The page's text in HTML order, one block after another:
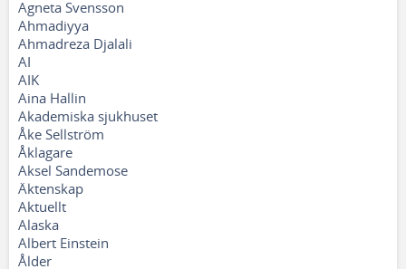
Agneta Svensson
Ahmadiyya
Ahmadreza Djalali
AI
AIK
Aina Hallin
Akademiska sjukhuset
Åke Sellström
Åklagare
Aksel Sandemose
Äktenskap
Aktuellt
Alaska
Albert Einstein
Ålder